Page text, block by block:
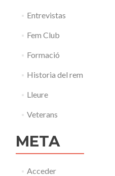
Entrevistas
Fem Club
Formació
Historia del rem
Lleure
Veterans
META
Acceder